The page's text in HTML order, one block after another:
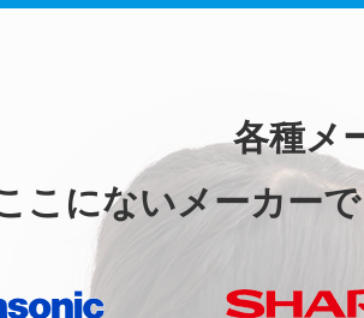
各種メ
こにないメーカー